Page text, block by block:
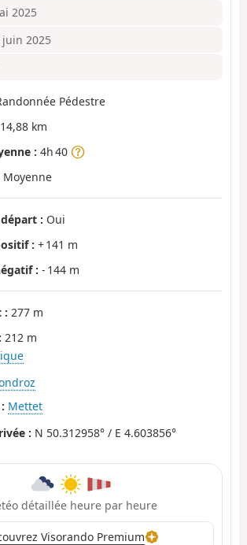
2025
juin 2025
Pédestre
14,88 km
: 4h 40
Moyenne
: Oui
: + 141 m
: - 144 m
: 277 m
212 m
Mettet
: N 50.312958° / E 4.603856°
détaillée heure par heure
Visorando Premium